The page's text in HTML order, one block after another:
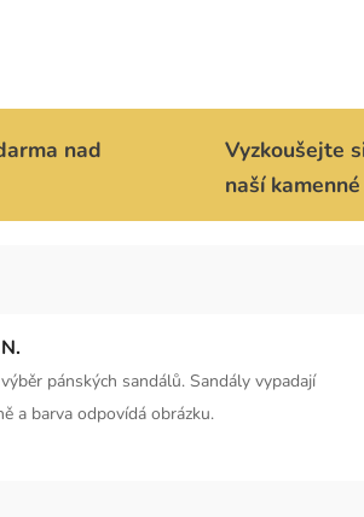
nad
Vyzkoušejte
naší
pánských sandálů. Sandály vypadají
a barva odpovídá obrázku.